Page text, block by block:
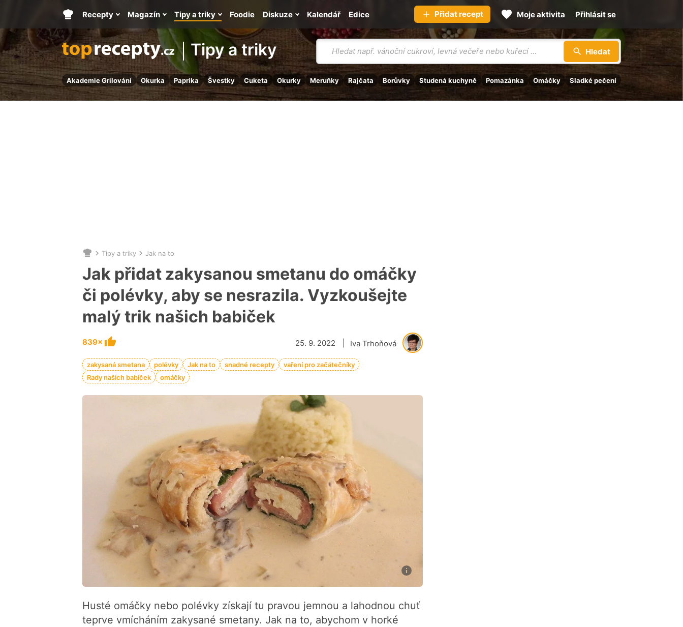
Tipy a triky
Vyhledávání
Hledat
Akademie Grilování Okurka Paprika Švestky Cuketa Okurky Meruňky Rajčata Borůvky Studená kuchyně Pomazánka Omáčky Sladké pečení
Hlavní
stránka
Recepty Magazín Tipy a triky Kalendář
Foodie Diskuze Edice Přidat recept Moje aktivita Přihlásit se
Nacházíte
se
zde:
Tipy a triky Jak na to
Jak přidat zakysanou smetanu do omáčky
či polévky, aby se nesrazila. Vyzkoušejte
malý trik našich babiček
839× Iva Trhoňová
25. 9. 2022
zakysaná smetana polévky Jak na to snadné recepty
vaření pro začátečníky
Rady našich babiček
omáčky
Husté omáčky nebo polévky získají tu pravou jemnou a lahodnou chuť
teprve vmícháním zakysané smetany. Jak na to, abychom v horké